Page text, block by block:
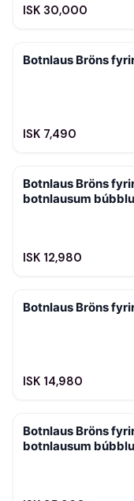
ISK 30,000
Botnlaus Bröns
ISK 7,490
Botnlaus Bröns
botnlausum
ISK 12,980
Botnlaus Bröns
ISK 14,980
Botnlaus Bröns
botnlausum